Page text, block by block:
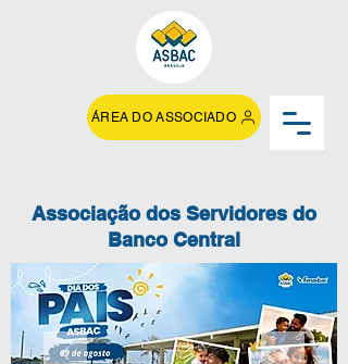
ÁREA DO ASSOCIADO
Associação dos Servidores do
Banco Central